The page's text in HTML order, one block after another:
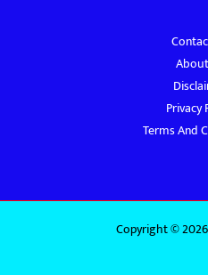
Privacy
Terms And
Copyright ©